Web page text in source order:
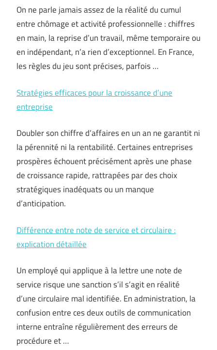
On ne parle jamais assez de la réalité du cumul
entre chômage et activité professionnelle : chiffres
en main, la reprise d’un travail, même temporaire ou
en indépendant, n’a rien d’exceptionnel. En France,
les règles du jeu sont précises, parfois …
Stratégies efficaces pour la croissance d’une
entreprise
Doubler son chiffre d’affaires en un an ne garantit ni
la pérennité ni la rentabilité. Certaines entreprises
prospères échouent précisément après une phase
de croissance rapide, rattrapées par des choix
stratégiques inadéquats ou un manque
d’anticipation.
Différence entre note de service et circulaire :
explication détaillée
Un employé qui applique à la lettre une note de
service risque une sanction s’il s’agit en réalité
d’une circulaire mal identifiée. En administration, la
confusion entre ces deux outils de communication
interne entraîne régulièrement des erreurs de
procédure et …